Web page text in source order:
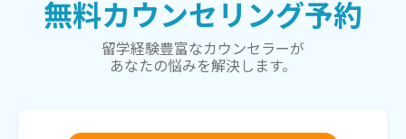
無料カウンセリング予約
留学経験豊富なカウンセラーが
あなたの悩みを解決します。